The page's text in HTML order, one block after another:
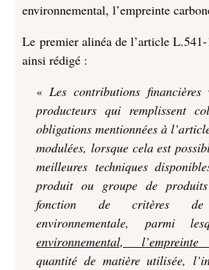
environnemental, l’empreinte
Le premier alinéa de l’article
ainsi rédigé :
«Les contributions financières
producteurs qui remplissent
obligations mentionnées à
modulées, lorsque cela est
meilleures techniques
produit ou groupe de
fonction de critères de
environnementale, parmi
environnemental,
quantité de matière utilisée,